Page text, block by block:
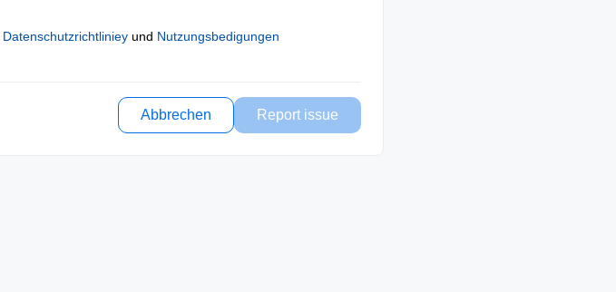
Datenschutzrichtliniey und Nutzungsbedigungen
Abbrechen Report issue